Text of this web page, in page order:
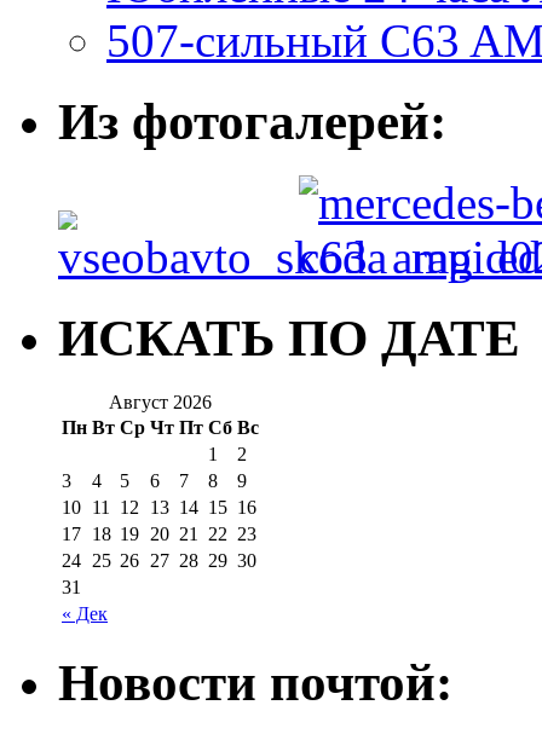
507-сильный C63
Из фотогалерей:
ИСКАТЬ ПО ДАТЕ
Август 2026
Пн Вт Ср Чт Пт Сб Вс
« Дек
1
2
3
4 5 6 7 8
9
10 11 12 13 14 15 16
17 18 19 20 21 22 23
24 25 26 27 28 29 30
31
Новости почтой: